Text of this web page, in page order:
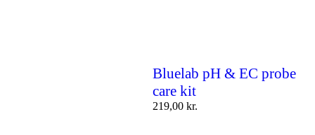
Bluelab pH & EC probe
care kit
219,00 kr.